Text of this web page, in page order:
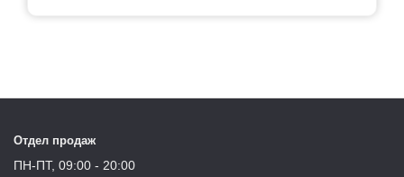
Отдел продаж
ПН-ПТ, 09:00 - 20:00